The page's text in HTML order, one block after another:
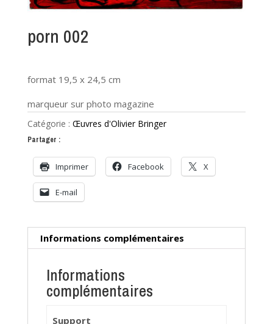
porn 002
format 19,5 x 24,5 cm
marqueur sur photo magazine
Catégorie : Œuvres d'Olivier Bringer
Partager :
Imprimer Facebook X
E-mail
Informations complémentaires
Informations
complémentaires
Support